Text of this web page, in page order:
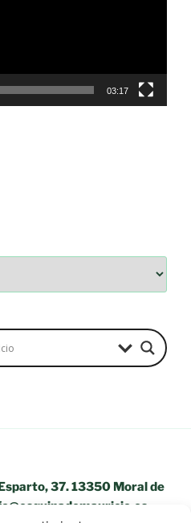
03:17
37. 13350 Moral de